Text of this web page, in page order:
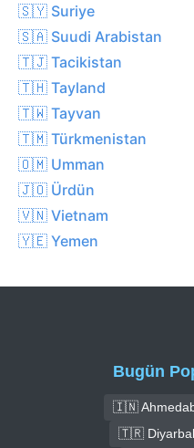
🇸🇾 Suriye
🇸🇦 Suudi Arabistan
🇹🇯 Tacikistan
🇹🇭 Tayland
🇹🇼 Tayvan
🇹🇲 Türkmenistan
🇴🇲 Umman
🇯🇴 Ürdün
🇻🇳 Vietnam
🇾🇪 Yemen
Bugün
🇮🇳
🇹🇷